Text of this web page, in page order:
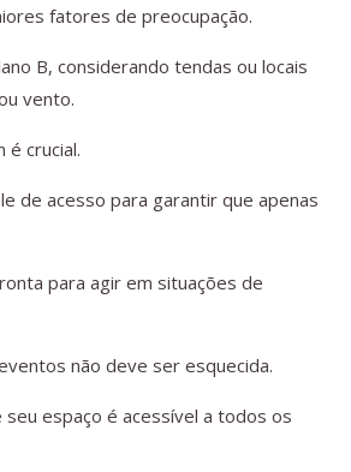
fatores de preocupação.
B, considerando tendas ou locais
vento.
é crucial.
de acesso para garantir que apenas
para agir em situações de
não deve ser esquecida.
espaço é acessível a todos os